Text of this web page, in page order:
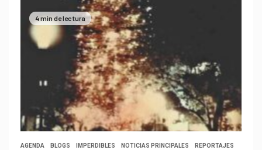
4 min de lectura
AGENDA BLOGS IMPERDIBLES NOTICIAS PRINCIPALES REPORTAJES